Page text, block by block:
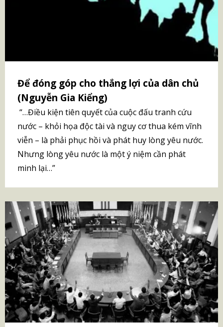
Để đóng góp cho thắng lợi của dân chủ
(Nguyễn Gia Kiểng)
“…Điều kiện tiên quyết của cuộc đấu tranh cứu
nước – khỏi họa độc tài và nguy cơ thua kém vĩnh
viễn – là phải phục hồi và phát huy lòng yêu nước.
Nhưng lòng yêu nước là một ý niệm cần phát
minh lại…”